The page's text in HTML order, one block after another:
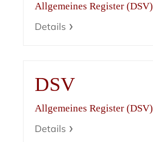
Allgemeines Register (DSV)
Details
DSV
Allgemeines Register (DSV)
Details